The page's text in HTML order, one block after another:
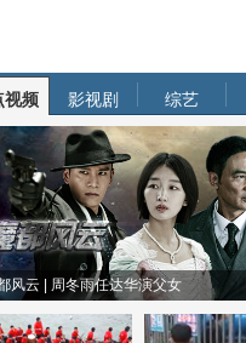
视频 影视剧 综艺
风云 | 周冬雨任达华演父女